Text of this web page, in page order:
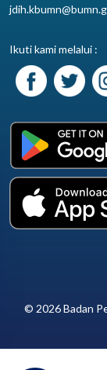
Ikuti kami melalui :
© 2026 Badan